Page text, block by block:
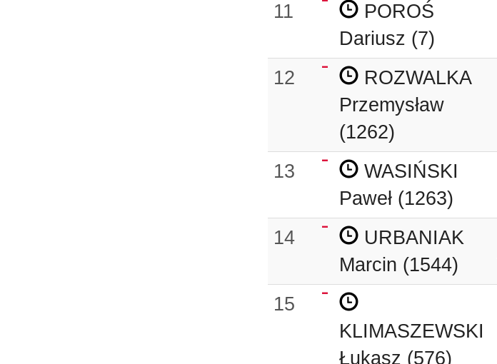
11
POROŚ
Dariusz (7)
12
ROZWALKA
Przemysław
(1262)
13
WASIŃSKI
Paweł (1263)
14
URBANIAK
Marcin (1544)
15
KLIMASZEWSKI
Łukasz (576)